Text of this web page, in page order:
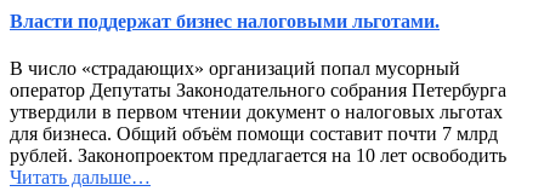
Власти поддержат бизнес налоговыми льготами.
В число «страдающих» организаций попал мусорный
оператор Депутаты Законодательного собрания Петербурга
утвердили в первом чтении документ о налоговых льготах
для бизнеса. Общий объём помощи составит почти 7 млрд
рублей. Законопроектом предлагается на 10 лет освободить
Читать дальше…